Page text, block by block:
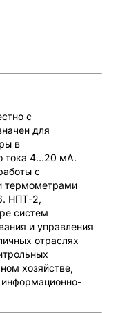
с
для
в
тока 4…20 мА.
с
термометрами
НПТ-2,
систем
и управления
отраслях
хозяйстве,
информационно-